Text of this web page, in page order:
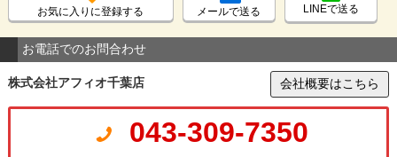
お気に入りに登録する メールで送る LINEで送る
お電話でのお問合わせ
株式会社アフィオ千葉店 会社概要はこちら
043-309-7350